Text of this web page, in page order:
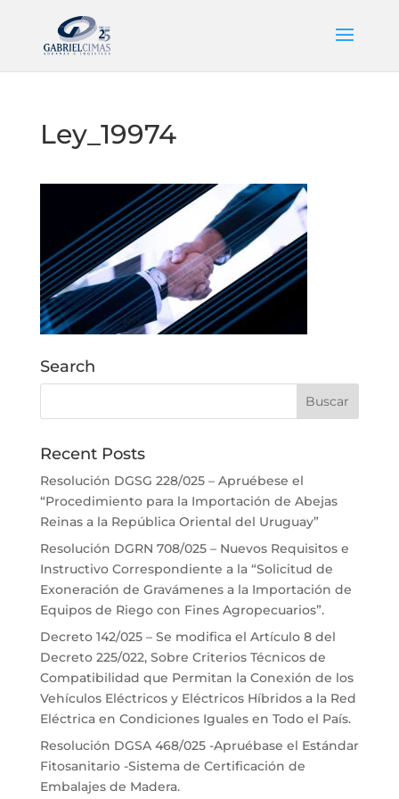
Ley_19974
Search
Recent Posts
Resolución DGSG 228/025 – Apruébese el
“Procedimiento para la Importación de Abejas
Reinas a la República Oriental del Uruguay”
Resolución DGRN 708/025 – Nuevos Requisitos e
Instructivo Correspondiente a la “Solicitud de
Exoneración de Gravámenes a la Importación de
Equipos de Riego con Fines Agropecuarios”.
Decreto 142/025 – Se modifica el Artículo 8 del
Decreto 225/022, Sobre Criterios Técnicos de
Compatibilidad que Permitan la Conexión de los
Vehículos Eléctricos y Eléctricos Híbridos a la Red
Eléctrica en Condiciones Iguales en Todo el País.
Resolución DGSA 468/025 -Apruébase el Estándar
Fitosanitario -Sistema de Certificación de
Embalajes de Madera.